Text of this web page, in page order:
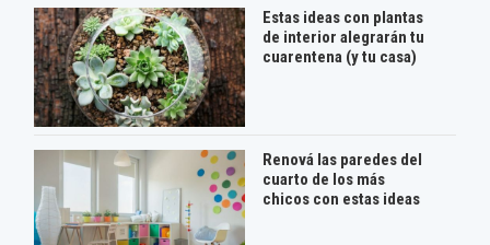
Estas ideas con plantas
de interior alegrarán tu
cuarentena (y tu casa)
Renová las paredes del
cuarto de los más
chicos con estas ideas